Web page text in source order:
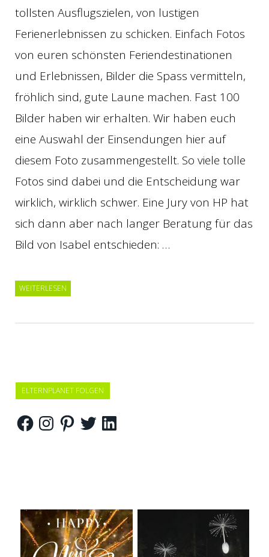
tollsten Ausflugszielen, von lustigen
Ferienerlebnissen zu schicken. Einfach Fotos
von euren schönsten Feriendestinationen
und Erlebnissen, Bilder die Spass vermitteln,
fröhlich sind, gute Laune machen. Fast 100
Bilder haben wir erhalten. Wir haben euch
eine Auswahl der Einsendungen hier auf
diesem Foto zusammengestellt. So viele tolle
Fotos sind dabei und die Entscheidung war
wirklich, wirklich schwer. Eine Jury von HP hat
sich dann aber nach langer Beratung für das
Bild von Isabel entschieden: …
WEITERLESEN
ELTERNPLANET FOLGEN
FacebookInstagramPinterestTwitterLinkedIn